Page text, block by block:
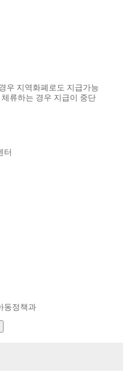
우 지역화폐로도 지급가능
류하는 경우 지급이 중단
터
동정책과